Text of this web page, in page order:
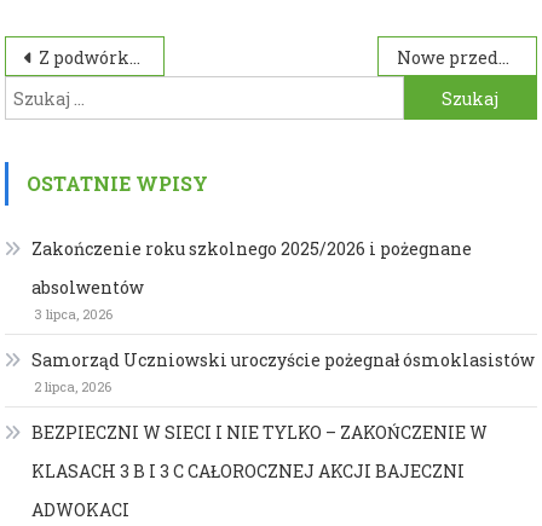
Nawigacja
wpisu
Z podwórka na stadion o Puchar Tymbarku
Nowe przedszkole
Szukaj:
OSTATNIE WPISY
Zakończenie roku szkolnego 2025/2026 i pożegnane
absolwentów
3 lipca, 2026
Samorząd Uczniowski uroczyście pożegnał ósmoklasistów
2 lipca, 2026
BEZPIECZNI W SIECI I NIE TYLKO – ZAKOŃCZENIE W
KLASACH 3 B I 3 C CAŁOROCZNEJ AKCJI BAJECZNI
ADWOKACI